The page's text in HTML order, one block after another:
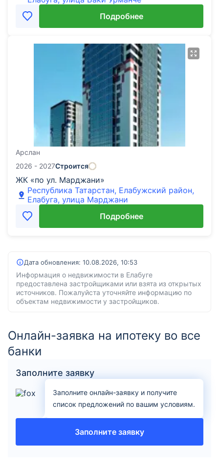
Подробнее
Арслан
ЖК «по ул. Марджани»
2026 - 2027Строится
Республика Татарстан, Елабужский район,
Елабуга, улица Марджани
Подробнее
Дата обновления: 10.08.2026, 10:53
Информация о недвижимости в Елабуге
предоставлена застройщиками или взята из открытых
источников. Пожалуйста уточняйте информацию по
объектам недвижимости у застройщиков.
Онлайн-заявка на ипотеку во все
банки
Заполните заявку
Заполните онлайн-заявку и получите
список предложений по вашим условиям.
Заполните заявку